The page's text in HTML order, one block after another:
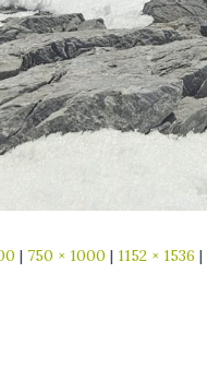
| 750 × 1000 | 1152 × 1536 |